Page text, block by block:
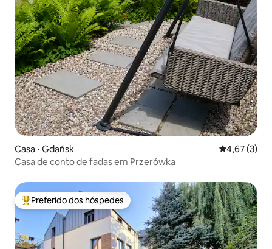
Casa ⋅ Gdańsk 4,67 de
4,67 (3)
Casa de conto de fadas em Przerówka
Entre os melhores preferidos dos hóspedes
Preferido dos hóspedes